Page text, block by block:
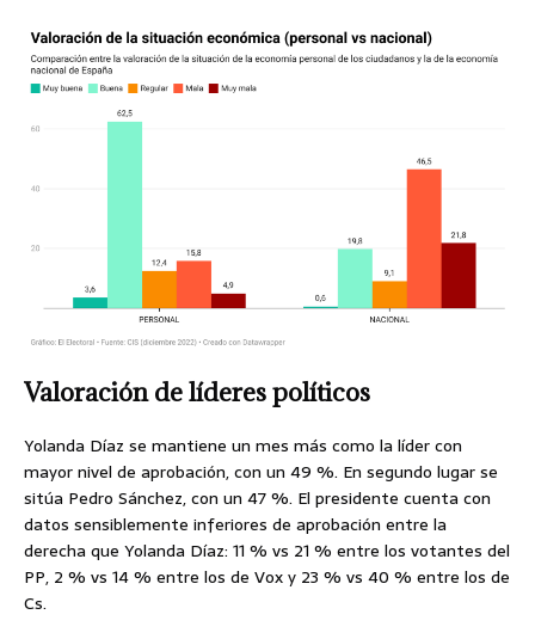
Valoración de líderes políticos
Yolanda Díaz se mantiene un mes más como la líder con
mayor nivel de aprobación, con un 49 %. En segundo lugar se
sitúa Pedro Sánchez, con un 47 %. El presidente cuenta con
datos sensiblemente inferiores de aprobación entre la
derecha que Yolanda Díaz: 11 % vs 21 % entre los votantes del
PP, 2 % vs 14 % entre los de Vox y 23 % vs 40 % entre los de
Cs.